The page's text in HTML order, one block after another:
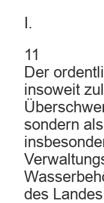
I.
11
Der
insoweit
sondern
des